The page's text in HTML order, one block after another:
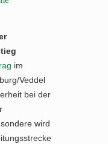
im
Veddel
bei der
wird